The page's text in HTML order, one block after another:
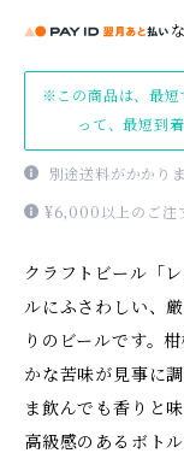
※この商品は、最短
って、最短到
別途送料がかかり
¥6,000以上のご注
クラフトビール「
ルにふさわしい、
りのビールです。
かな苦味が見事に
ま飲んでも香りと
高級感のあるボト